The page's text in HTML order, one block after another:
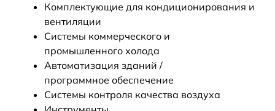
Комплектующие для кондиционирования и
вентиляции
Системы коммерческого и
промышленного холода
Автоматизация зданий /
программное обеспечение
Системы контроля качества воздуха